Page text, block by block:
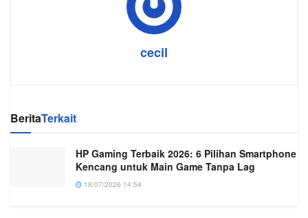
cecil
BeritaTerkait
HP Gaming Terbaik 2026: 6 Pilihan Smartphone
Kencang untuk Main Game Tanpa Lag
18/07/2026 14:54